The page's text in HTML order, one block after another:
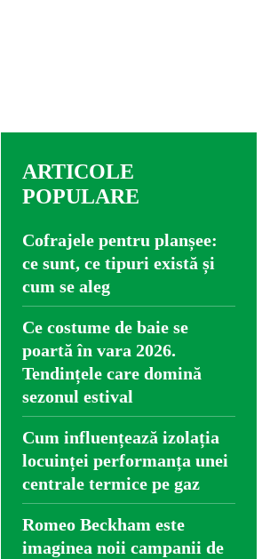
ARTICOLE
POPULARE
Cofrajele pentru planșee:
ce sunt, ce tipuri există și
cum se aleg
Ce costume de baie se
poartă în vara 2026.
Tendințele care domină
sezonul estival
Cum influențează izolația
locuinței performanța unei
centrale termice pe gaz
Romeo Beckham este
imaginea noii campanii de